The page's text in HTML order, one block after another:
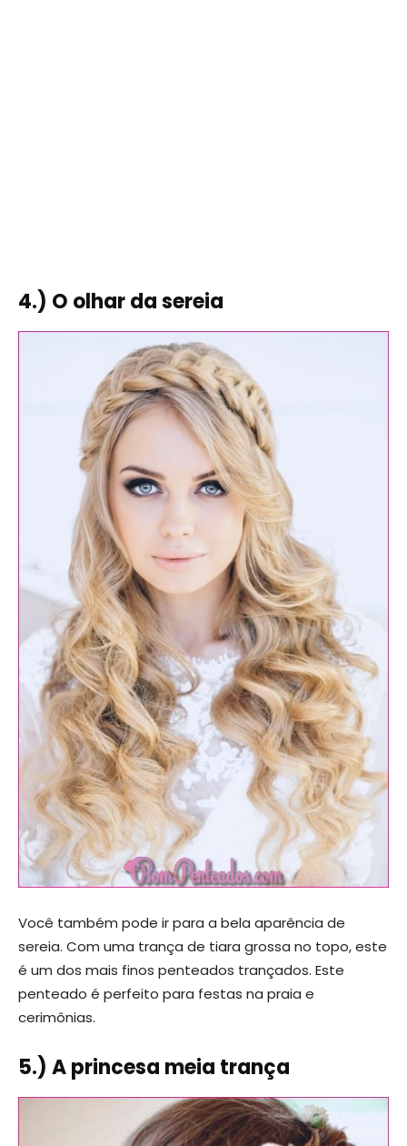
4.) O olhar da sereia
Você também pode ir para a bela aparência de
sereia. Com uma trança de tiara grossa no topo, este
é um dos mais finos penteados trançados. Este
penteado é perfeito para festas na praia e
cerimônias.
5.) A princesa meia trança